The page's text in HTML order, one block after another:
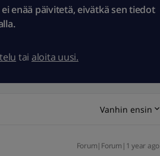
enää päivitetä, eivätkä sen tiedot
tai aloita uusi.
Vanhin ensin
Forum|Forum|1 year ago